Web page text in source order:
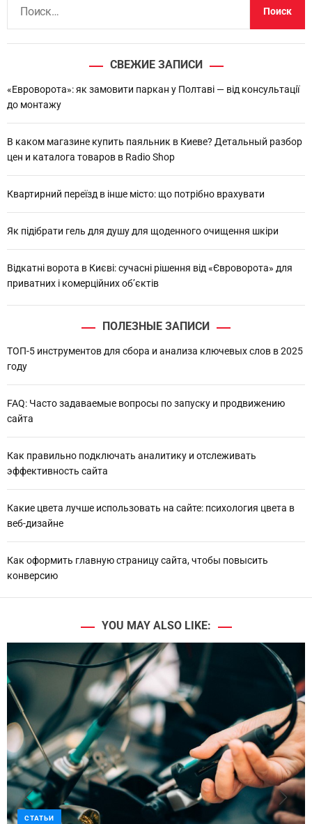
:
СВЕЖИЕ ЗАПИСИ
«Евроворота»: як замовити паркан у Полтаві — від консультації
до монтажу
В каком магазине купить паяльник в Киеве? Детальный разбор
цен и каталога товаров в Radio Shop
Квартирний переїзд в інше місто: що потрібно врахувати
Як підібрати гель для душу для щоденного очищення шкіри
Відкатні ворота в Києві: сучасні рішення від «Євроворота» для
приватних і комерційних об’єктів
ПОЛЕЗНЫЕ ЗАПИСИ
ТОП-5 инструментов для сбора и анализа ключевых слов в 2025
году
FAQ: Часто задаваемые вопросы по запуску и продвижению
сайта
Как правильно подключать аналитику и отслеживать
эффективность сайта
Какие цвета лучше использовать на сайте: психология цвета в
веб-дизайне
Как оформить главную страницу сайта, чтобы повысить
конверсию
YOU MAY ALSO LIKE:
СТАТЬИ